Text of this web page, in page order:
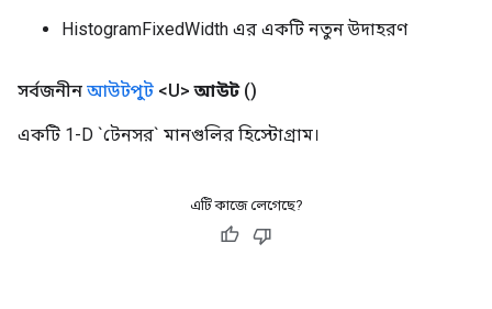
HistogramFixedWidth এর একটি নতুন উদাহরণ
সর্বজনীন আউটপুট <U> আউট ()
একটি 1-D `টেনসর` মানগুলির হিস্টোগ্রাম।
এটি কাজে লেগেছে?